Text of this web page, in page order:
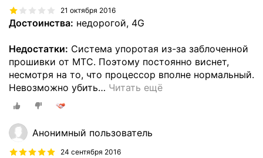
21 октября 2016
Достоинства: недорогой, 4G
Недостатки: Система упоротая из-за заблоченной
прошивки от МТС. Поэтому постоянно виснет,
несмотря на то, что процессор вполне нормальный.
Невозможно убить… Читать ещё
Анонимный пользователь
24 сентября 2016